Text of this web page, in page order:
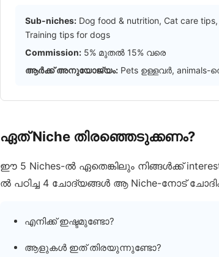
Sub-niches: Dog food & nutrition, Cat care
Training tips for dogs
Commission: 5% മുതൽ 15% വരെ
ആർക്ക് അനുയോജ്യം: Pets ഉള്ളവർ, animals-
ഏത് Niche തിരഞ്ഞെടുക്കണം?
ഈ 5 Niches-ൽ ഏതെങ്കിലും നിങ്ങൾക്ക്
ൽ പഠിച്ച 4 ചോദ്യങ്ങൾ ആ Niche-നോട്
എനിക്ക് ഇഷ്ടമുണ്ടോ?
ആളുകൾ ഇത് തിരയുന്നുണ്ടോ?